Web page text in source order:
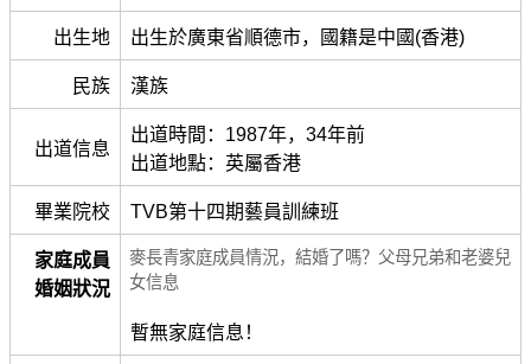
出生地 出生於廣東省順德市，國籍是中國(香港)
民族 漢族
出道信息
出道時間：1987年，​34年前
出道地點：英屬香港
畢業院校 TVB第十四期藝員訓練班
家庭成員
婚姻狀況
麥長青家庭成員情況，結婚了嗎？父母兄弟和老婆兒
女信息
暫無家庭信息！